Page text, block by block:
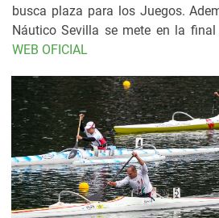
busca plaza para los Juegos.
Náutico Sevilla se mete en la
WEB OFICIAL